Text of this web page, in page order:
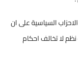
السياسية على ان
لا تخالف احكام